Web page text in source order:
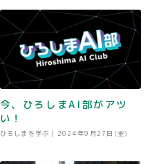
今、ひろしまAI部がアツ
い！
ひろしまを学ぶ | 2024年9月27日(金)